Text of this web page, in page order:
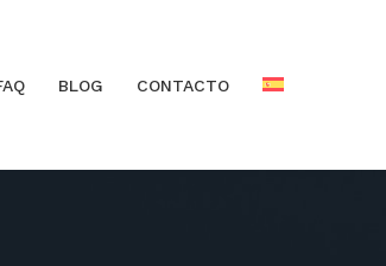
BLOG CONTACTO